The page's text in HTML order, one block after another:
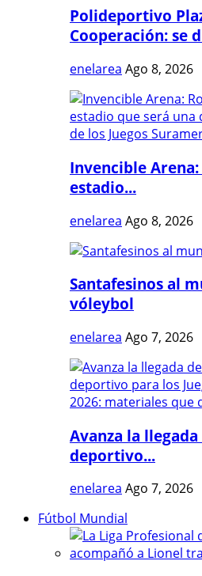
Polideportivo
Cooperación: se
enelarea Ago 8, 2026
Invencible
estadio...
enelarea Ago 8, 2026
Santafesinos al
vóleybol
enelarea Ago 7, 2026
Avanza la
deportivo...
enelarea Ago 7, 2026
Fútbol Mundial